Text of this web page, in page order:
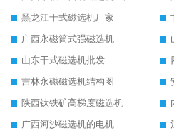
黑龙江干式磁选机厂家
广西永磁筒式强磁选机
山东干式磁选机批发
吉林永磁磁选机结构图
陕西钛铁矿高梯度磁选机
广西河沙磁选机的电机